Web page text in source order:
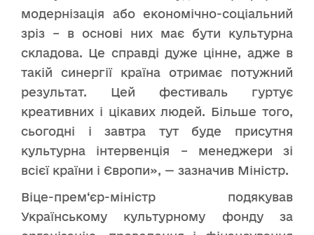
модернізація або економічно-соціальний
зріз – в основі них має бути культурна
складова. Це справді дуже цінне, адже в
такій синергії країна отримає потужний
результат. Цей фестиваль гуртує
креативних і цікавих людей. Більше того,
сьогодні і завтра тут буде присутня
культурна інтервенція – менеджери зі
всієї країни і Європи», — зазначив Міністр.
Віце-прем‘єр-міністр подякував
Українському культурному фонду за